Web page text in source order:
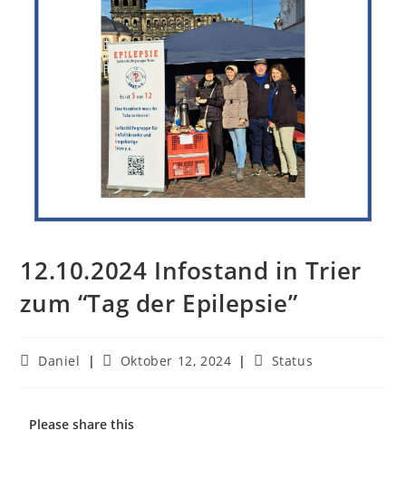
12.10.2024 Infostand in Trier
zum “Tag der Epilepsie”
Daniel Oktober 12, 2024 Status
Please share this